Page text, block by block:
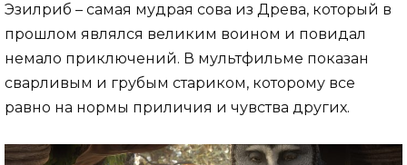
Эзилриб – самая мудрая сова из Древа, который в
прошлом являлся великим воином и повидал
немало приключений. В мультфильме показан
сварливым и грубым стариком, которому все
равно на нормы приличия и чувства других.